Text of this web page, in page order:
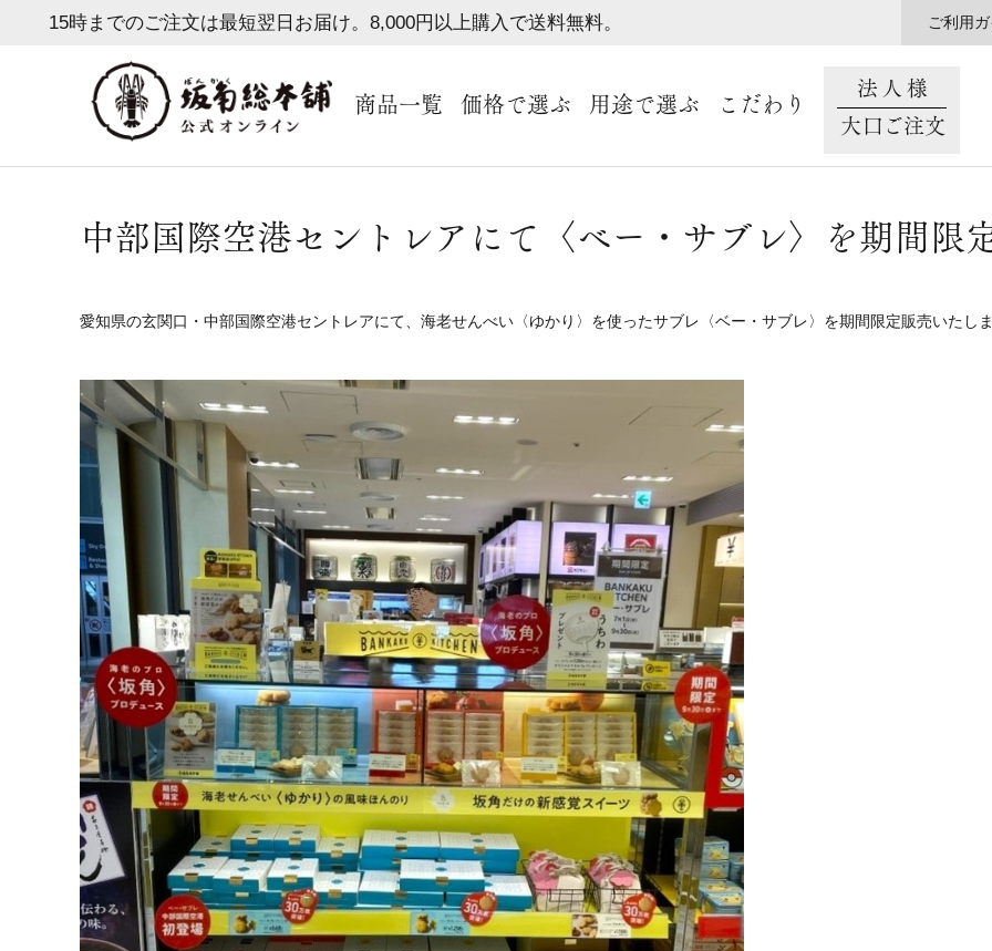
15時までのご注文は最短翌日お届け。8,000円以上購入で送料無料。 ご利用
商品一覧 価格で選ぶ 用途で選ぶ こだわり
法人様
大口ご注文
中部国際空港セントレアにて〈ベー・サブレ〉を期間限
愛知県の玄関口・中部国際空港セントレアにて、海老せんべい〈ゆかり〉を使ったサブレ〈ベー・サブレ〉を期間限定販売いたし